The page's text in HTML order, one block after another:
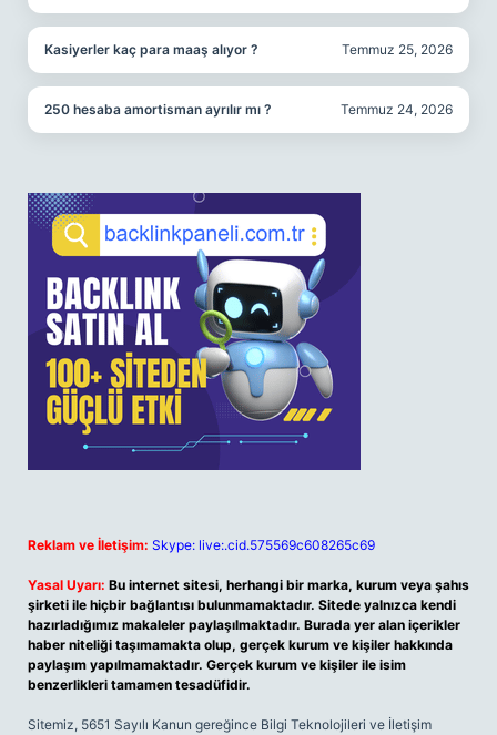
Kasiyerler kaç para maaş alıyor ? Temmuz 25, 2026
250 hesaba amortisman ayrılır mı ? Temmuz 24, 2026
Reklam ve İletişim: Skype: live:.cid.575569c608265c69
Yasal Uyarı: Bu internet sitesi, herhangi bir marka, kurum veya şahıs
şirketi ile hiçbir bağlantısı bulunmamaktadır. Sitede yalnızca kendi
hazırladığımız makaleler paylaşılmaktadır. Burada yer alan içerikler
haber niteliği taşımamakta olup, gerçek kurum ve kişiler hakkında
paylaşım yapılmamaktadır. Gerçek kurum ve kişiler ile isim
benzerlikleri tamamen tesadüfidir.
Sitemiz, 5651 Sayılı Kanun gereğince Bilgi Teknolojileri ve İletişim